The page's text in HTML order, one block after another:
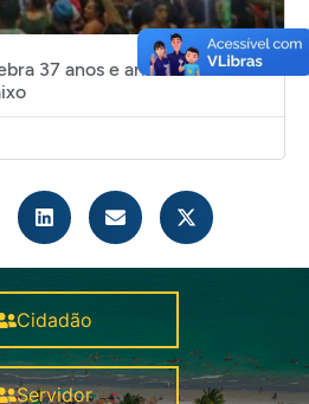
37 anos e arrasta multidão
Cidadão
Servidor